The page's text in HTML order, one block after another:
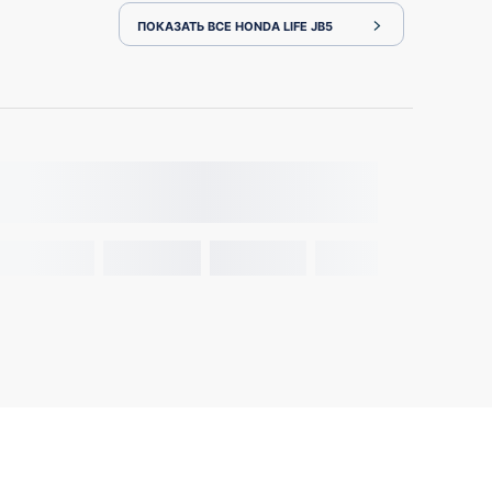
ПОКАЗАТЬ ВСЕ HONDA LIFE JB5